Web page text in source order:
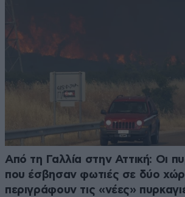
Από τη Γαλλία στην Αττική: Οι
που έσβησαν φωτιές σε δύο
περιγράφουν τις «νέες»